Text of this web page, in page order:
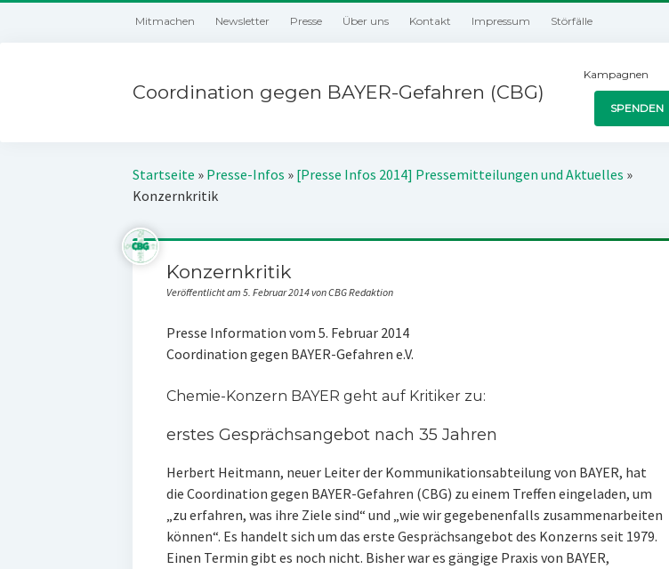
Mitmachen Newsletter Presse Über uns Kontakt Impressum Störfälle
Coordination gegen BAYER-Gefahren (CBG)
Kampagnen
SPENDEN
Startseite » Presse-Infos » [Presse Infos 2014] Pressemitteilungen und Aktuelles »
Konzernkritik
Konzernkritik
Veröffentlicht am 5. Februar 2014 von CBG Redaktion
Presse Information vom 5. Februar 2014
Coordination gegen BAYER-Gefahren e.V.
Chemie-Konzern BAYER geht auf Kritiker zu:
erstes Gesprächsangebot nach 35 Jahren
Herbert Heitmann, neuer Leiter der Kommunikationsabteilung von BAYER, hat
die Coordination gegen BAYER-Gefahren (CBG) zu einem Treffen eingeladen, um
„zu erfahren, was ihre Ziele sind“ und „wie wir gegebenenfalls zusammenarbeiten
können“. Es handelt sich um das erste Gesprächsangebot des Konzerns seit 1979.
Einen Termin gibt es noch nicht. Bisher war es gängige Praxis von BAYER,